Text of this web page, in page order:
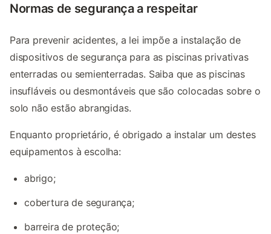
Normas de segurança a respeitar
Para prevenir acidentes, a lei impõe a instalação de
dispositivos de segurança para as piscinas privativas
enterradas ou semienterradas. Saiba que as piscinas
insufláveis ou desmontáveis que são colocadas sobre o
solo não estão abrangidas.
Enquanto proprietário, é obrigado a instalar um destes
equipamentos à escolha:
abrigo;
cobertura de segurança;
barreira de proteção;